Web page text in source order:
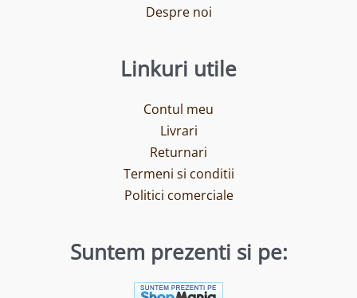
Despre noi
Linkuri utile
Contul meu
Livrari
Returnari
Termeni si conditii
Politici comerciale
Suntem prezenti si pe: